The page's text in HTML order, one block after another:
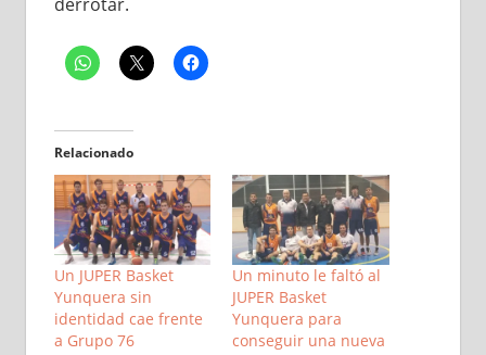
Relacionado
Un JUPER Basket
Yunquera sin
identidad cae frente
a Grupo 76
Un minuto le faltó al
JUPER Basket
Yunquera para
conseguir una nueva